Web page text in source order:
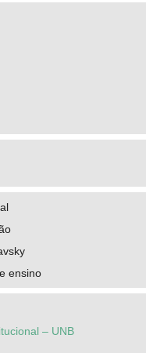
ensino
– UNB